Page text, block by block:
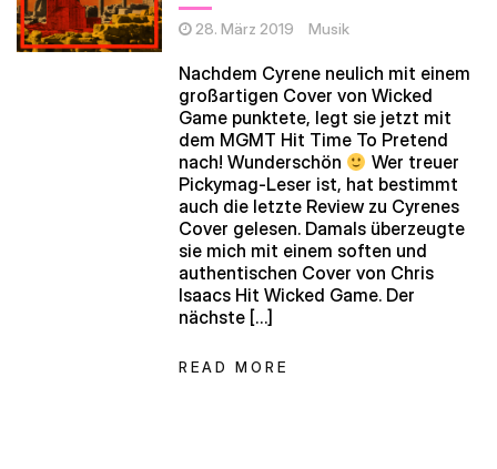
28. März 2019 Musik
Nachdem Cyrene neulich mit einem
großartigen Cover von Wicked
Game punktete, legt sie jetzt mit
dem MGMT Hit Time To Pretend
nach! Wunderschön
Wer treuer
Pickymag-Leser ist, hat bestimmt
auch die letzte Review zu Cyrenes
Cover gelesen. Damals überzeugte
sie mich mit einem soften und
authentischen Cover von Chris
Isaacs Hit Wicked Game. Der
nächste […]
READ MORE